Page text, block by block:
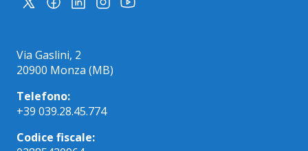
Via Gaslini, 2
20900 Monza (MB)
Telefono:
+39 039.28.45.774
Codice fiscale: